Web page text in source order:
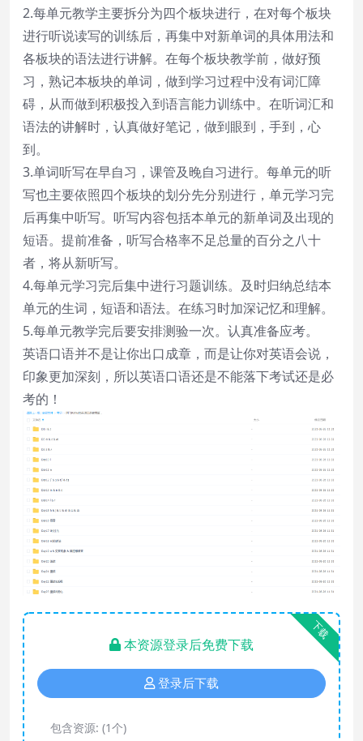
2.每单元教学主要拆分为四个板块进行，在对每个板块
进行听说读写的训练后，再集中对新单词的具体用法和
各板块的语法进行讲解。在每个板块教学前，做好预
习，熟记本板块的单词，做到学习过程中没有词汇障
碍，从而做到积极投入到语言能力训练中。在听词汇和
语法的讲解时，认真做好笔记，做到眼到，手到，心
到。
3.单词听写在早自习，课管及晚自习进行。每单元的听
写也主要依照四个板块的划分先分别进行，单元学习完
后再集中听写。听写内容包括本单元的新单词及出现的
短语。提前准备，听写合格率不足总量的百分之八十
者，将从新听写。
4.每单元学习完后集中进行习题训练。及时归纳总结本
单元的生词，短语和语法。在练习时加深记忆和理解。
5.每单元教学完后要安排测验一次。认真准备应考。
英语口语并不是让你出口成章，而是让你对英语会说，
印象更加深刻，所以英语口语还是不能落下考试还是必
考的！
下载
本资源登录后免费下载
登录后下载
包含资源: (1个)